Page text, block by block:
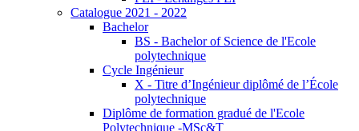
Catalogue 2021 - 2022
Bachelor
BS - Bachelor of Science de l'Ecole
polytechnique
Cycle Ingénieur
X - Titre d’Ingénieur diplômé de l’École
polytechnique
Diplôme de formation gradué de l'Ecole
Polytechnique -MSc&T